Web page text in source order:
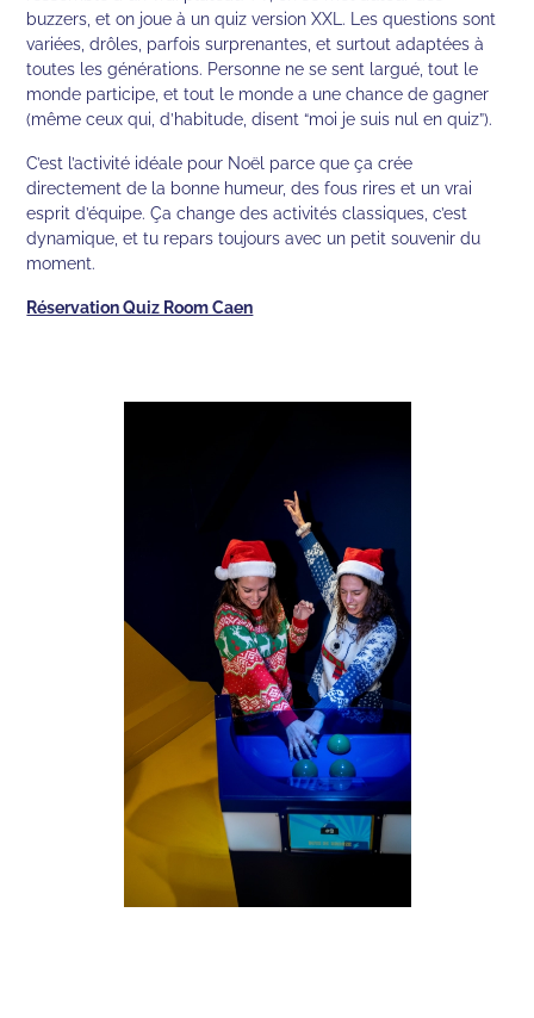
buzzers, et on joue à un quiz version XXL. Les questions sont
variées, drôles, parfois surprenantes, et surtout adaptées à
toutes les générations. Personne ne se sent largué, tout le
monde participe, et tout le monde a une chance de gagner
(même ceux qui, d’habitude, disent “moi je suis nul en quiz”).
C’est l’activité idéale pour Noël parce que ça crée
directement de la bonne humeur, des fous rires et un vrai
esprit d’équipe. Ça change des activités classiques, c’est
dynamique, et tu repars toujours avec un petit souvenir du
moment.
Réservation Quiz Room Caen